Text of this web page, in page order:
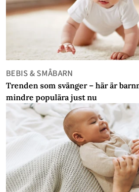
BEBIS & SMÅBARN
Trenden som svänger – här är
mindre populära just nu